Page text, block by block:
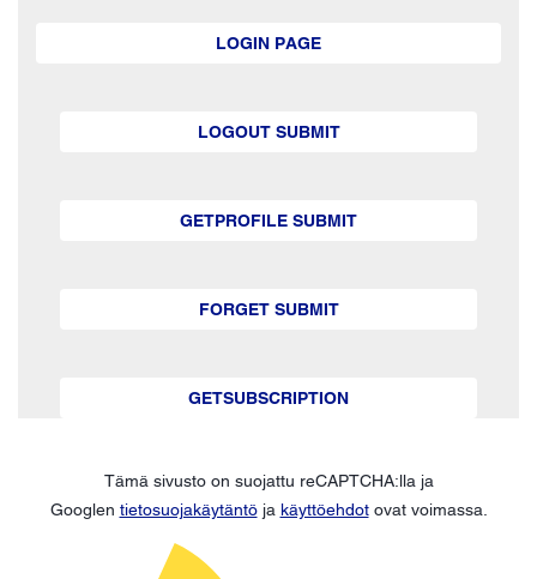
LOGIN PAGE
LOGOUT SUBMIT
GETPROFILE SUBMIT
FORGET SUBMIT
GETSUBSCRIPTION
Tämä sivusto on suojattu reCAPTCHA:lla ja
Googlen tietosuojakäytäntöja käyttöehdotovat voimassa.